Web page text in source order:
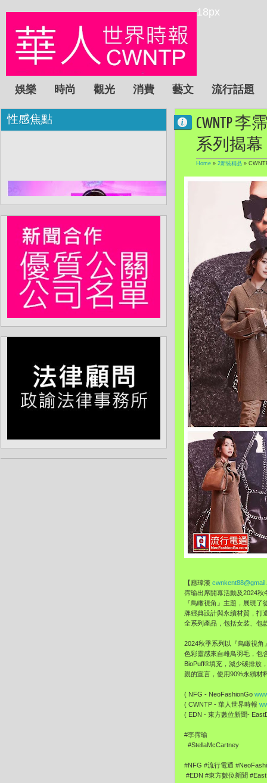
18px
娛樂 時尚 觀光 消費 藝文 流行話題
CWNTP
系列揭幕
Home » 2新裝精品 »
【應瑋漢
霈瑜出席開幕活動及2024秋
『鳥瞰視角』主題，展現
牌經典設計與永續材質，打
全系列產品，包括女裝、包
2024秋季系列以『鳥瞰視
色彩靈感來自雌鳥羽毛，包
BioPuff®填充，減少碳排放
親的宣言，使用90%永續材
( NFG - NeoFashionGo
( CWNTP - 華人世界時報
( EDN - 東方數位新聞-
#李霈瑜
#StellaMcCartney
#NFG #流行電通
#EDN #東方數位新聞
性感焦點